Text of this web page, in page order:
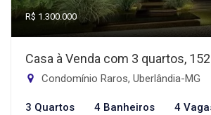
R$ 1.300.000
Casa à Venda com 3 quartos,
Condomínio Raros, Uberlândia-MG
3 Quartos 4 Banheiros 4